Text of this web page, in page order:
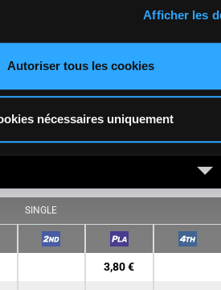
Afficher les
Autoriser tous les cookies
nécessaires uniquement
SINGLE
3,80 €